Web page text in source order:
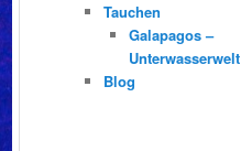
Tauchen
Galapagos –
Unterwasserwelt
Blog